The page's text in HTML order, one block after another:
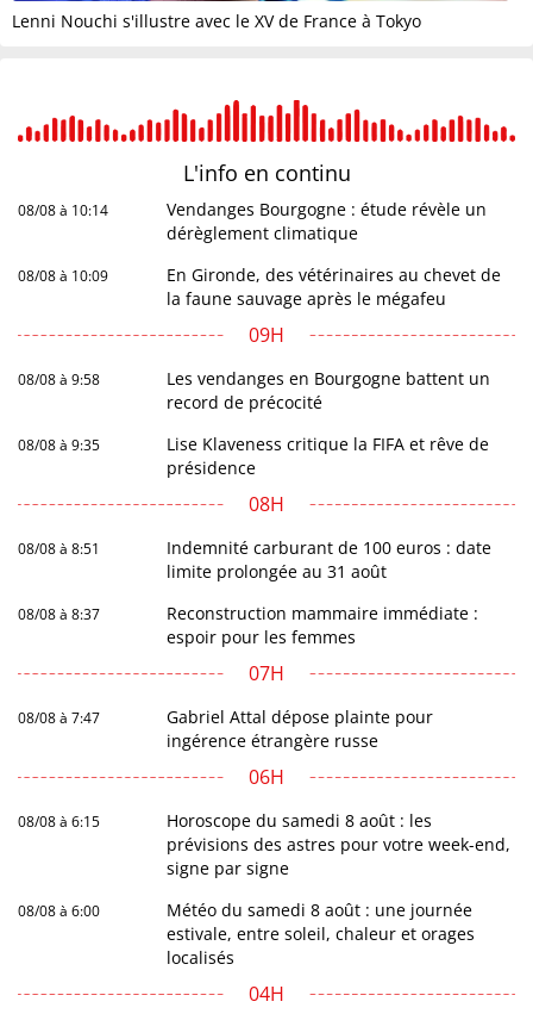
Lenni Nouchi s'illustre avec le XV de France à Tokyo
L'info en continu
08/08 à 10:14
Vendanges Bourgogne : étude révèle un
dérèglement climatique
08/08 à 10:09
En Gironde, des vétérinaires au chevet de
la faune sauvage après le mégafeu
09H
08/08 à 9:58
Les vendanges en Bourgogne battent un
record de précocité
08/08 à 9:35
Lise Klaveness critique la FIFA et rêve de
présidence
08H
08/08 à 8:51
Indemnité carburant de 100 euros : date
limite prolongée au 31 août
08/08 à 8:37
Reconstruction mammaire immédiate :
espoir pour les femmes
07H
08/08 à 7:47
Gabriel Attal dépose plainte pour
ingérence étrangère russe
06H
08/08 à 6:15
Horoscope du samedi 8 août : les
prévisions des astres pour votre week-end,
signe par signe
08/08 à 6:00
Météo du samedi 8 août : une journée
estivale, entre soleil, chaleur et orages
localisés
04H